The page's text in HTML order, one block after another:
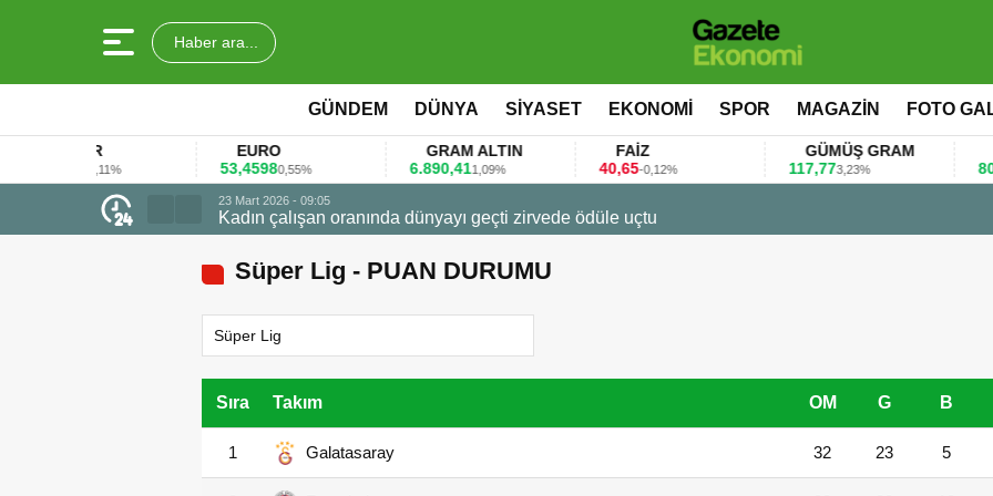
Haber ara...
GÜNDEM DÜNYA SİYASET EKONOMİ SPOR MAGAZİN FOTO
0,55%
GRAM ALTIN
1,09% -0,12%
GÜMÜŞ GRAM
3,23%
23 Mart 2026 - 07:12
Firmalar gıda fuarlarını bu anket ile değerlendirdi
Süper Lig - PUAN DURUMU
Süper Lig
Sıra Takım OM G B
1 Galatasaray 32 23 5